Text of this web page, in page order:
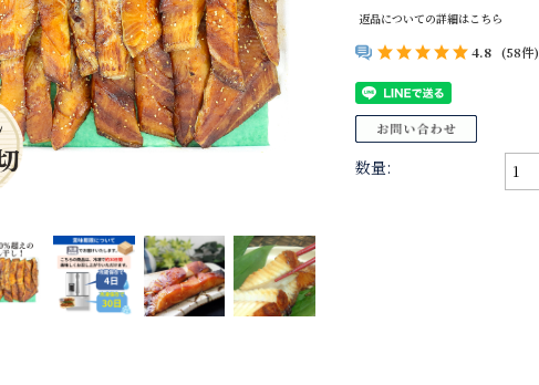
返品についての詳細はこちら
4.8 (58件)
数量: